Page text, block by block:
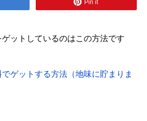
Pin it
ットしているのはこの方法です
ゲットする方法（地味に貯まりま